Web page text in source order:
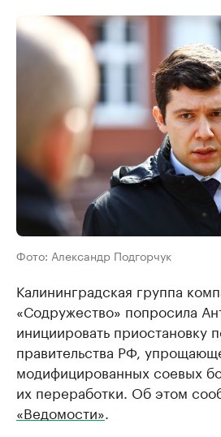
Фото: Александр Подгорчук
Калининградская группа
«Содружество» попросила
инициировать приостановку
правительства РФ,
модифицированных соевых
их переработки. Об этом
«Ведомости»